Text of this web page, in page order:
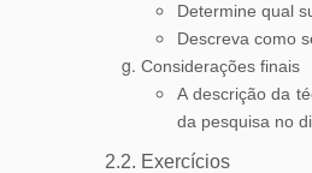
Determine qual
Descreva como
Considerações finais
A descrição da
da pesquisa no
2.2. Exercícios